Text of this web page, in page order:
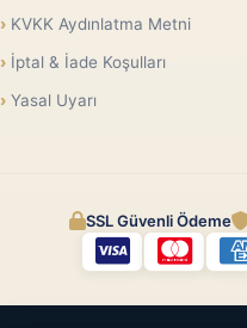
KVKK Aydınlatma Metni
İptal & İade Koşulları
Yasal Uyarı
SSL Güvenli Ödeme